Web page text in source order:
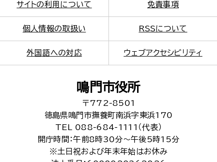
サイトの利用について 免責事項
個人情報の取扱い RSSについて
外国語への対応 ウェブアクセシビリティ
鳴門市役所
〒772-8501
徳島県鳴門市撫養町南浜字東浜170
TEL 088-684-1111（代表）
開庁時間：午前8時30分～午後5時15分
※土日祝および年末年始はお休み